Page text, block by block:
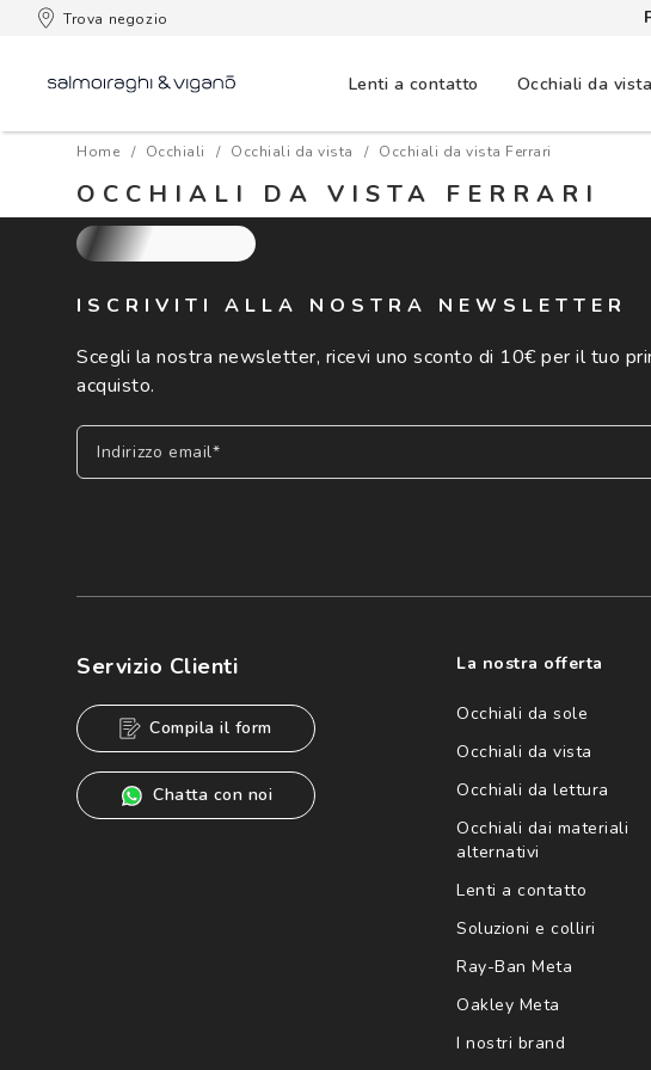
Trova negozio
Lenti a contatto Occhiali da vista
Home Occhiali Occhiali da vista Occhiali da vista Ferrari
OCCHIALI DA VISTA FERRARI
ISCRIVITI ALLA NOSTRA NEWSLETTER
Scegli la nostra newsletter, ricevi uno sconto di 10€ per il tuo
acquisto.
Indirizzo email*
speciali, novità ed altre comunicazioni di carattere pubblicitario (consultare
Informativa sulla privacy
per ulteriori informazioni).
Servizio Clienti
Compila il form
Chatta con noi
La nostra offerta
Occhiali da sole
Occhiali da vista
Occhiali da lettura
Occhiali dai materiali
alternativi
Lenti a contatto
Soluzioni e colliri
Ray-Ban Meta
Oakley Meta
I nostri brand